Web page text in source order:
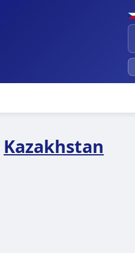
Kazakhstan